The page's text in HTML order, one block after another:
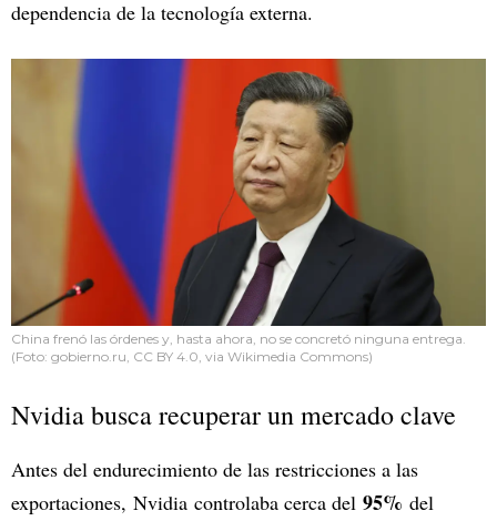
dependencia de la tecnología externa.
China frenó las órdenes y, hasta ahora, no se concretó ninguna entrega.
(Foto: gobierno.ru, CC BY 4.0, via Wikimedia Commons)
Nvidia busca recuperar un mercado clave
Antes del endurecimiento de las restricciones a las
exportaciones, Nvidia controlaba cerca del 95% del